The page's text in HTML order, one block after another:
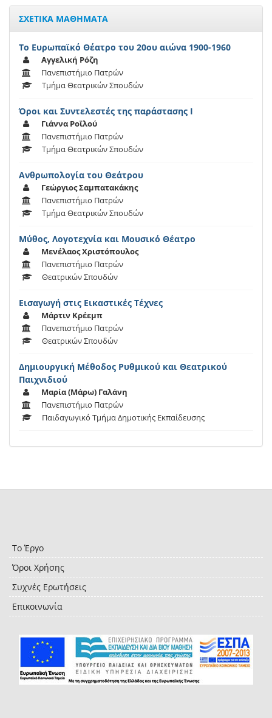
ΣΧΕΤΙΚΑ ΜΑΘΗΜΑΤΑ
Το Ευρωπαϊκό Θέατρο του 20ου αιώνα 1900-1960
Αγγελική Ρόζη
Πανεπιστήμιο Πατρών
Τμήμα Θεατρικών Σπουδών
Όροι και Συντελεστές της παράστασης Ι
Γιάννα Ροϊλού
Πανεπιστήμιο Πατρών
Τμήμα Θεατρικών Σπουδών
Ανθρωπολογία του Θεάτρου
Γεώργιος Σαμπατακάκης
Πανεπιστήμιο Πατρών
Τμήμα Θεατρικών Σπουδών
Μύθος, Λογοτεχνία και Μουσικό Θέατρο
Μενέλαος Χριστόπουλος
Πανεπιστήμιο Πατρών
Θεατρικών Σπουδών
Εισαγωγή στις Εικαστικές Τέχνες
Μάρτιν Κρέεμπ
Πανεπιστήμιο Πατρών
Θεατρικών Σπουδών
Δημιουργική Μέθοδος Ρυθμικού και Θεατρικού
Παιχνιδιού
Μαρία (Μάρω) Γαλάνη
Πανεπιστήμιο Πατρών
Παιδαγωγικό Τμήμα Δημοτικής Εκπαίδευσης
Το Έργο
Όροι Χρήσης
Συχνές Ερωτήσεις
Επικοινωνία